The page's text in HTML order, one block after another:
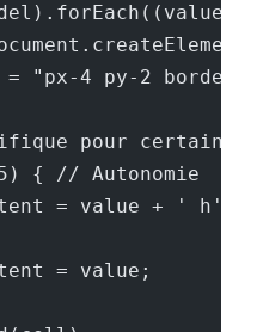
"px-4 py-2 border
pour certaines
{ // Autonomie
= value + ' h';
= value;